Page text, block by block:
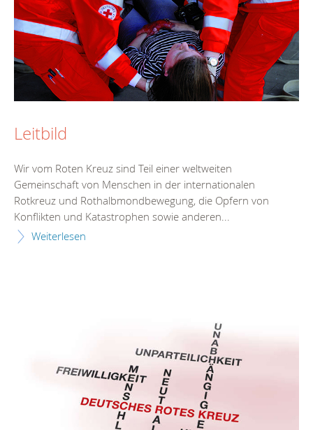
Leitbild
Wir vom Roten Kreuz sind Teil einer weltweiten
Gemeinschaft von Menschen in der internationalen
Rotkreuz und Rothalbmondbewegung, die Opfern von
Konflikten und Katastrophen sowie anderen...
Weiterlesen